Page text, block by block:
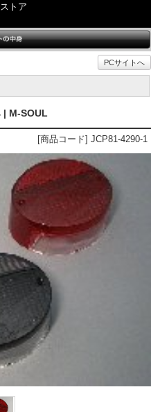
トア
PCサイトへ
| M-SOUL
[商品コード] JCP81-4290-1